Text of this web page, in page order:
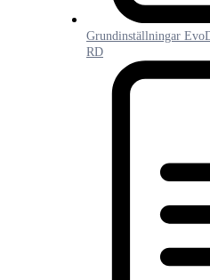
Grundinställningar
RD